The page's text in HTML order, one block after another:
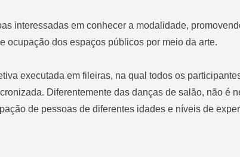
interessadas em conhecer a modalidade,
ocupação dos espaços públicos por meio da arte.
executada em fileiras, na qual todos os
Diferentemente das danças de salão, não é
de pessoas de diferentes idades e níveis de